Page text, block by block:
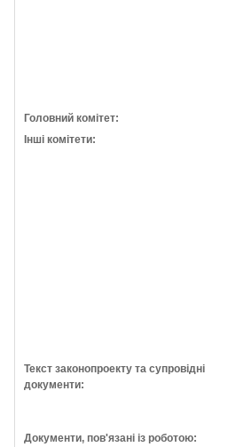
Головний комітет:
Інші комітети:
Текст законопроекту та супровідні
документи:
Документи, пов'язані із роботою: